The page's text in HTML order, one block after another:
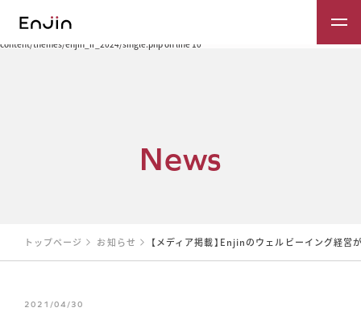
value of type bool in /var/www/public_html/cms/wp-
content/themes/enjin_ir_2024/single.php on line 9 Warning: Trying to access array offset on
content/themes/enjin_ir_2024/single.php on line 10
News
トップページ お知らせ 【メディア掲載】Enjinのウェルビーイング経営
2021/04/30